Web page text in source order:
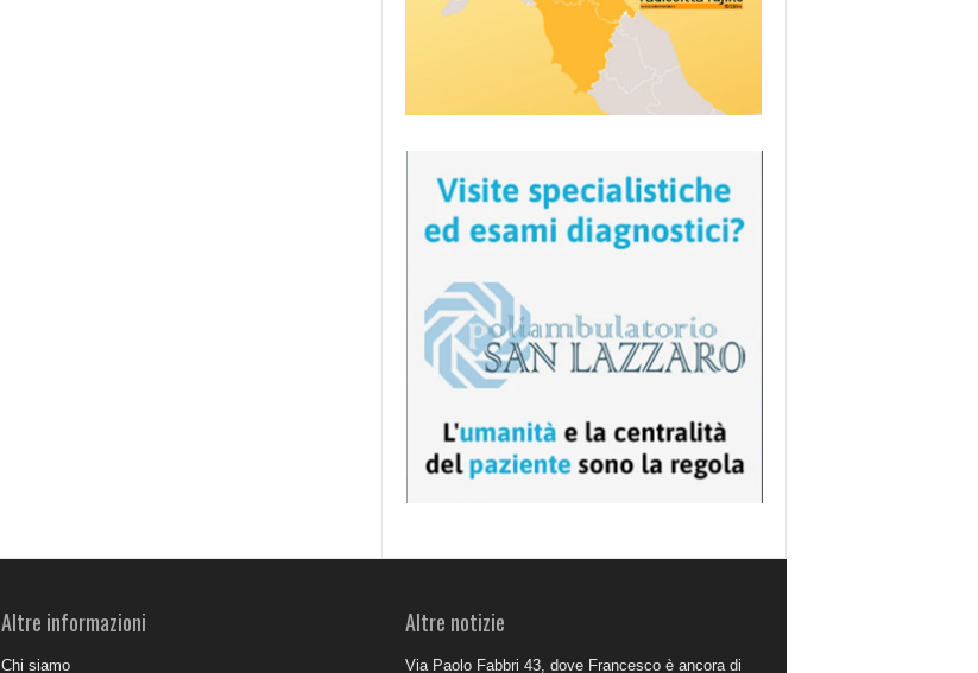
Altre informazioni
Chi siamo
Altre notizie
Via Paolo Fabbri 43, dove Francesco è ancora di